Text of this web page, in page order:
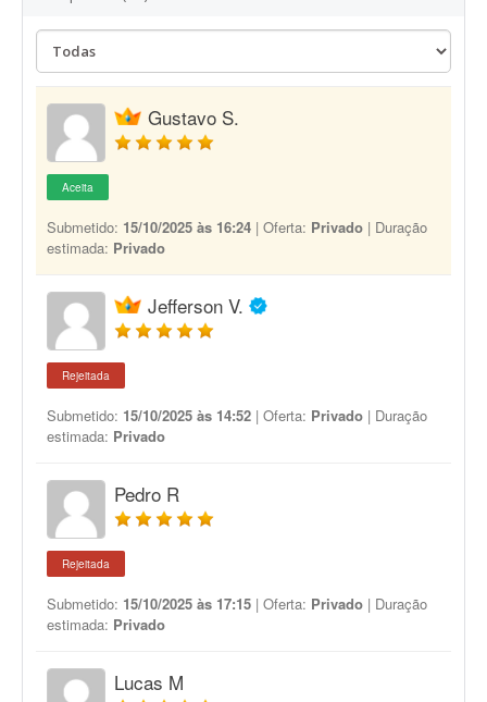
Gustavo S.
Aceita
Submetido: 15/10/2025 às 16:24 | Oferta: Privado | Duração
estimada: Privado
Jefferson V.
Rejeitada
Submetido: 15/10/2025 às 14:52 | Oferta: Privado | Duração
estimada: Privado
Pedro R
Rejeitada
Submetido: 15/10/2025 às 17:15 | Oferta: Privado | Duração
estimada: Privado
Lucas M